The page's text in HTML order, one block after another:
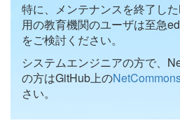
特に、メンテナンスを終了し
用の教育機関のユーザは至急
をご検討ください。
システムエンジニアの方で、
の方はGitHub上の
さい。